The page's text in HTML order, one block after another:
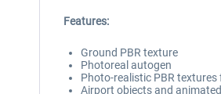
Features:
Ground PBR texture
Photoreal autogen
Photo-realistic PBR textures
Airport objects and